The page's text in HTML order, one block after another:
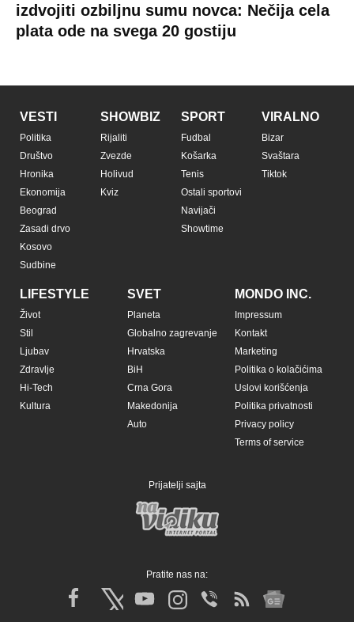
izdvojiti ozbiljnu sumu novca: Nečija cela
plata ode na svega 20 gostiju
VESTI
Politika
Društvo
Hronika
Ekonomija
Beograd
Zasadi drvo
Kosovo
Sudbine
SHOWBIZ
Rijaliti
Zvezde
Holivud
Kviz
SPORT
Fudbal
Košarka
Tenis
Ostali sportovi
Navijači
Showtime
VIRALNO
Bizar
Svaštara
Tiktok
LIFESTYLE
Život
Stil
Ljubav
Zdravlje
Hi-Tech
Kultura
SVET
Planeta
Globalno zagrevanje
Hrvatska
BiH
Crna Gora
Makedonija
Auto
MONDO INC.
Impressum
Kontakt
Marketing
Politika o kolačićima
Uslovi korišćenja
Politika privatnosti
Privacy policy
Terms of service
Prijatelji sajta
Pratite nas na: